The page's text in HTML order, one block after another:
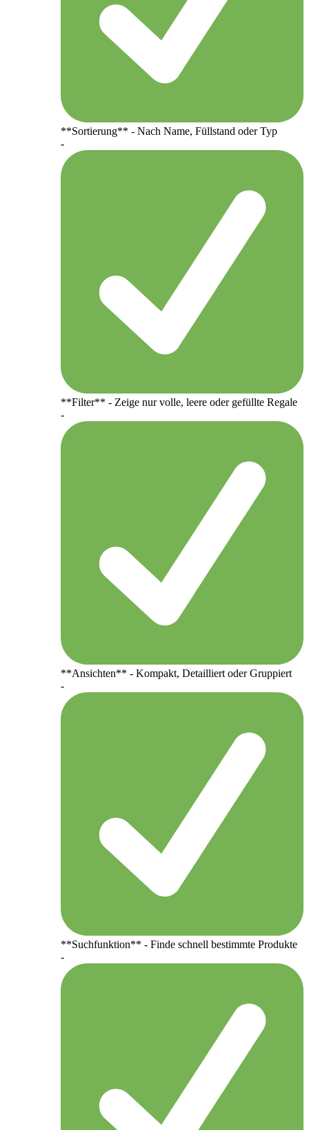
**Sortierung** - Nach Name, Füllstand oder Typ
-
**Filter** - Zeige nur volle, leere oder gefüllte Regale
-
**Ansichten** - Kompakt, Detailliert oder Gruppiert
-
**Suchfunktion** - Finde schnell bestimmte Produkte
-